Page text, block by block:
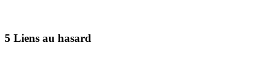
5 Liens au hasard